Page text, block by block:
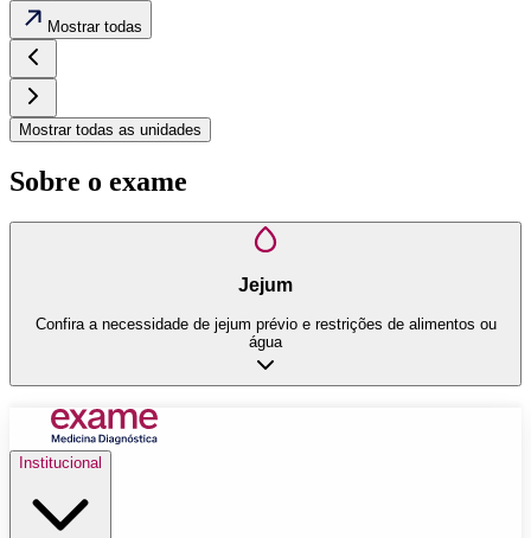
Mostrar todas
Mostrar todas as unidades
Sobre o exame
Jejum
Confira a necessidade de jejum prévio e restrições de alimentos ou
água
Institucional